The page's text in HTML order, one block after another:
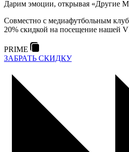
Дарим эмоции, открывая «Другие
Совместно с медиафутбольным
20% скидкой на посещение нашей
PRIME
ЗАБРАТЬ СКИДКУ